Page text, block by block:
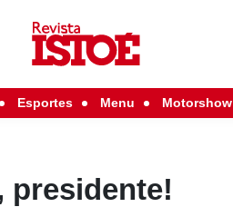
Esportes Menu Motorshow
presidente!